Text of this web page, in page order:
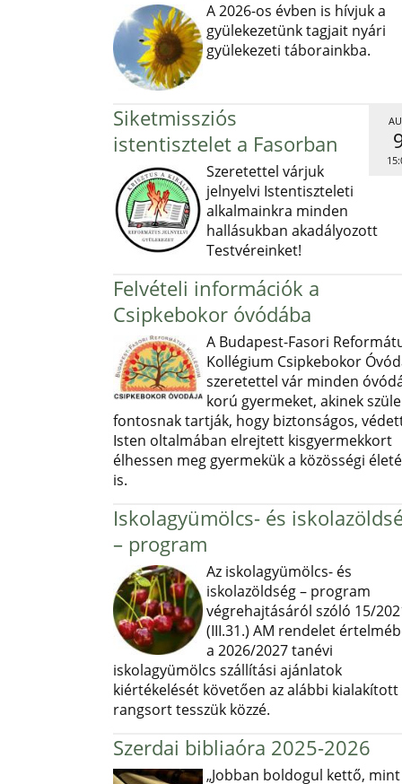
A 2026-os évben is hívjuk a
gyülekezetünk tagjait nyári
gyülekezeti táborainkba.
Siketmissziós
istentisztelet a Fasorban
Szeretettel várjuk
jelnyelvi Istentiszteleti
alkalmainkra minden
hallásukban akadályozott
Testvéreinket!
Felvételi információk a
Csipkebokor óvódába
A Budapest-Fasori
Kollégium Csipkebokor
szeretettel vár minden
korú gyermeket, akinek
fontosnak tartják, hogy biztonságos,
Isten oltalmában elrejtett kisgyermekkort
élhessen meg gyermekük a közösségi
is.
Iskolagyümölcs- és
– program
Az iskolagyümölcs- és
iskolazöldség – program
végrehajtásáról szóló 15/
(III.31.) AM rendelet
a 2026/2027 tanévi
iskolagyümölcs szállítási ajánlatok
kiértékelését követően az alábbi kialakított
rangsort tesszük közzé.
Szerdai bibliaóra 2025-2026
„Jobban boldogul kettő, mint